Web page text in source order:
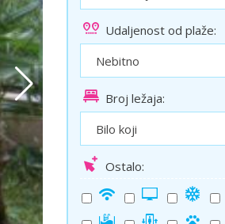
Solun polazak iz Niša
Temišvar polazak iz Niša
Udaljenost od plaže:
Broj ležaja:
Ostalo: